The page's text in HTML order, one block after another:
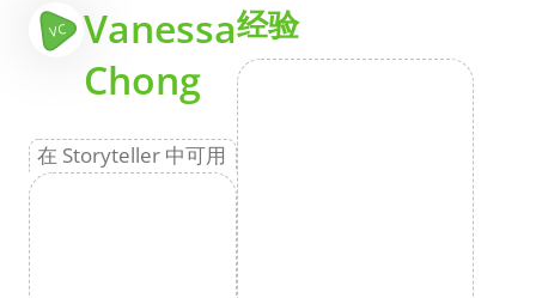
VC
Vanessa
Chong
在 Storyteller 中可用
更 经验